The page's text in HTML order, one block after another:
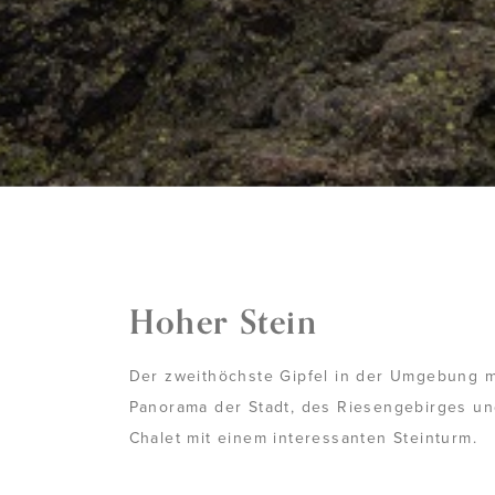
Hoher Stein
Der zweithöchste Gipfel in der Umgebung
Panorama der Stadt, des Riesengebirges
Chalet mit einem interessanten Steinturm.